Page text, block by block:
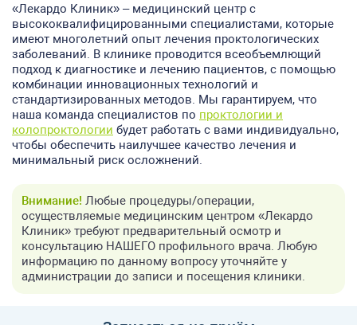
«Лекардо Клиник» – медицинский центр с
высококвалифицированными специалистами, которые
имеют многолетний опыт лечения проктологических
заболеваний. В клинике проводится всеобъемлющий
подход к диагностике и лечению пациентов, с помощью
комбинации инновационных технологий и
стандартизированных методов. Мы гарантируем, что
наша команда специалистов по проктологии и
колопроктологии будет работать с вами индивидуально,
чтобы обеспечить наилучшее качество лечения и
минимальный риск осложнений.
Внимание! Любые процедуры/операции,
осуществляемые медицинским центром «Лекардо
Клиник» требуют предварительный осмотр и
консультацию НАШЕГО профильного врача. Любую
информацию по данному вопросу уточняйте у
администрации до записи и посещения клиники.